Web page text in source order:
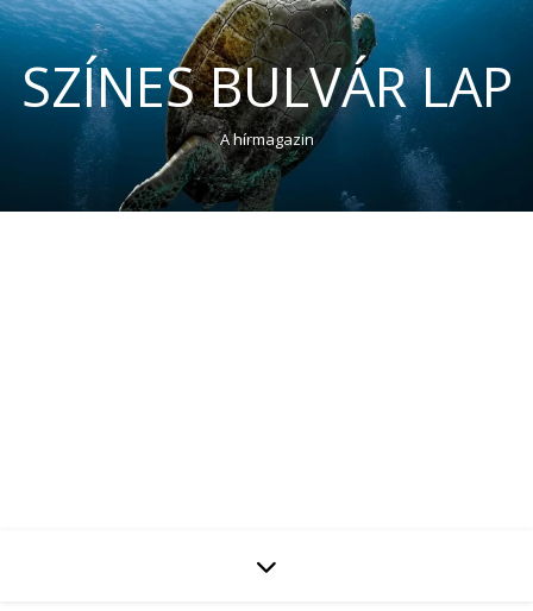
SZÍNES BULVÁR LAP
A hírmagazin